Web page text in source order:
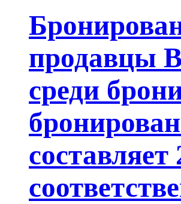
продавцы
среди